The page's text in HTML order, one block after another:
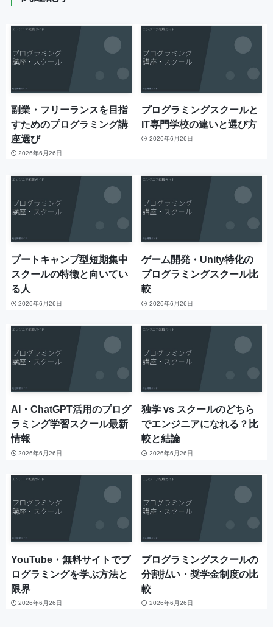
副業・フリーランスを目指
すためのプログラミング講
座選び
2026年6月26日
プログラミングスクールと
IT専門学校の違いと選び方
2026年6月26日
ブートキャンプ型短期集中
スクールの特徴と向いてい
る人
2026年6月26日
ゲーム開発・Unity特化の
プログラミングスクール比
較
2026年6月26日
AI・ChatGPT活用のプログ
ラミング学習スクール最新
情報
2026年6月26日
独学 vs スクールのどちら
でエンジニアになれる？比
較と結論
2026年6月26日
YouTube・無料サイトでプ
ログラミングを学ぶ方法と
限界
2026年6月26日
プログラミングスクールの
分割払い・奨学金制度の比
較
2026年6月26日